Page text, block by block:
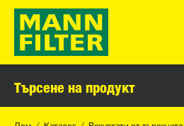
Търсене на продукт